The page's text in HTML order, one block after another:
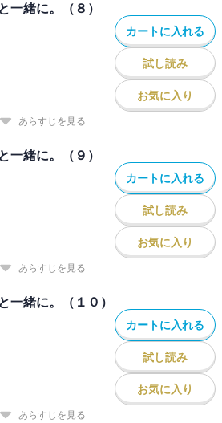
一緒に。（８）
カートに入れる
試し読み
お気に入り
あらすじを見る
一緒に。（９）
カートに入れる
試し読み
お気に入り
あらすじを見る
一緒に。（１０）
カートに入れる
試し読み
お気に入り
あらすじを見る